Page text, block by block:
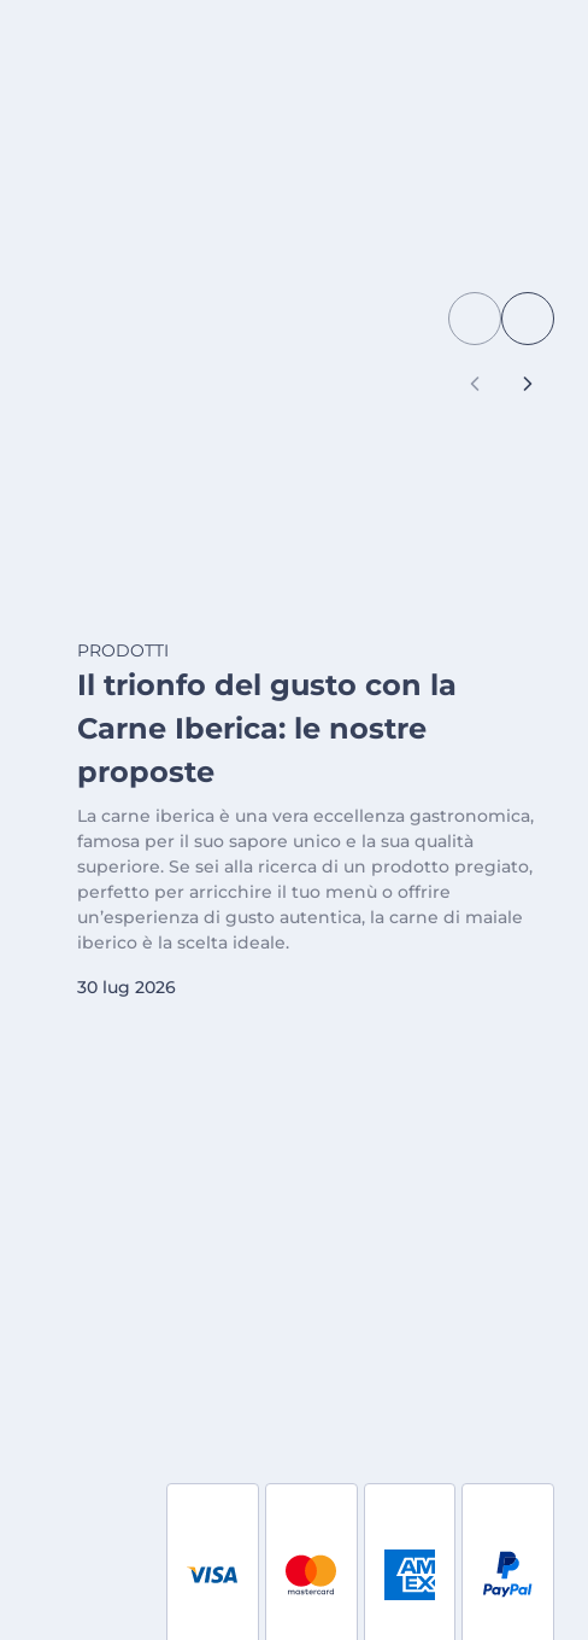
PRODOTTI
Il trionfo del gusto con la
Carne Iberica: le nostre
proposte
La carne iberica è una vera eccellenza gastronomica,
famosa per il suo sapore unico e la sua qualità
superiore. Se sei alla ricerca di un prodotto pregiato,
perfetto per arricchire il tuo menù o offrire
un’esperienza di gusto autentica, la carne di maiale
iberico è la scelta ideale.
30 lug 2026